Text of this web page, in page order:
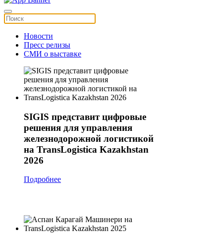
Новости
Пресс релизы
СМИ о выставке
SIGIS представит цифровые
решения для управления
железнодорожной логистикой
на TransLogistica Kazakhstan
2026
Подробнее